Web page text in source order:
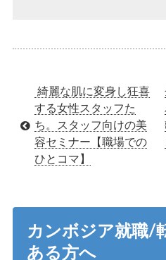
綺麗な肌に変身し狂喜
する女性スタッフた
ち。スタッフ向けの美
容セミナー【職場での
ひとコマ】
カンボジア就職/
ある方へ